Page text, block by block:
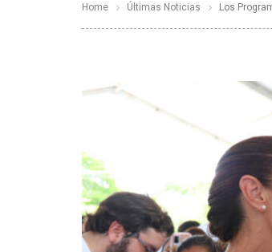
Home Últimas Noticias Los